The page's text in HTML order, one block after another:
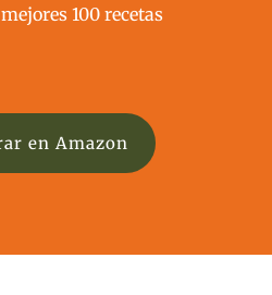
100 recetas
en Amazon